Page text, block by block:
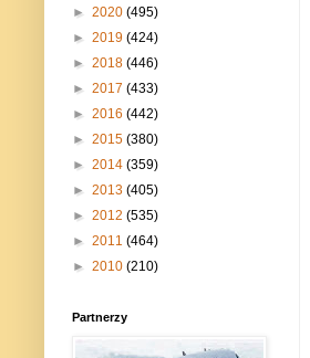
► 2020 (495)
► 2019 (424)
► 2018 (446)
► 2017 (433)
► 2016 (442)
► 2015 (380)
► 2014 (359)
► 2013 (405)
► 2012 (535)
► 2011 (464)
► 2010 (210)
Partnerzy